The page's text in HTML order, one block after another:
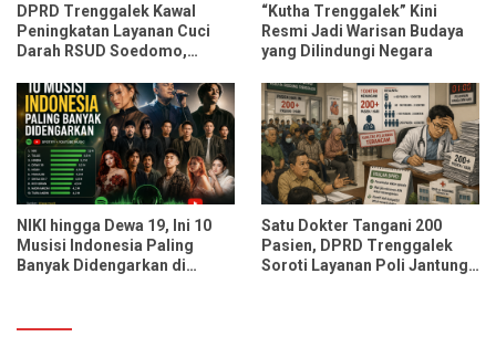
DPRD Trenggalek Kawal
Peningkatan Layanan Cuci
Darah RSUD Soedomo,
Pasien Sekali Pelayanan
“Kutha Trenggalek” Kini
Resmi Jadi Warisan Budaya
yang Dilindungi Negara
NIKI hingga Dewa 19, Ini 10
Musisi Indonesia Paling
Banyak Didengarkan di
Satu Dokter Tangani 200
Pasien, DPRD Trenggalek
Soroti Layanan Poli Jantung